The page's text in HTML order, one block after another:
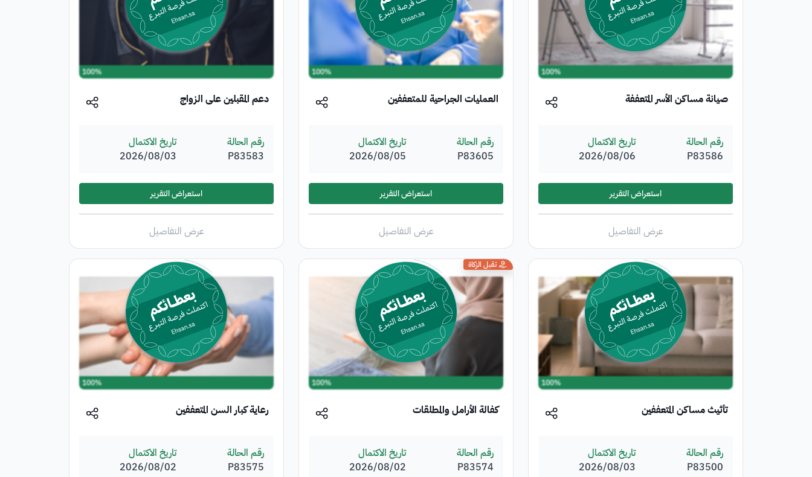
100%
صيانة مساكن الأسر المتعففة
رقم الحالة
P83586
تاريخ الاكتمال
06‏/08‏/2026
استعراض التقرير
عرض التفاصيل
100%
العمليات الجراحية للمتعففين
رقم الحالة
P83605
تاريخ الاكتمال
05‏/08‏/2026
استعراض التقرير
عرض التفاصيل
100%
دعم المقبلين على الزواج
رقم الحالة
P83583
تاريخ الاكتمال
03‏/08‏/2026
استعراض التقرير
عرض التفاصيل
100%
تأثيث مساكن المتعففين
رقم الحالة
P83500
تاريخ الاكتمال
03‏/08‏/2026
تقبل الزكاة
100%
كفالة الأرامل والمطلقات
رقم الحالة
P83574
تاريخ الاكتمال
02‏/08‏/2026
100%
رعاية كبار السن المتعففين
رقم الحالة
P83575
تاريخ الاكتمال
02‏/08‏/2026